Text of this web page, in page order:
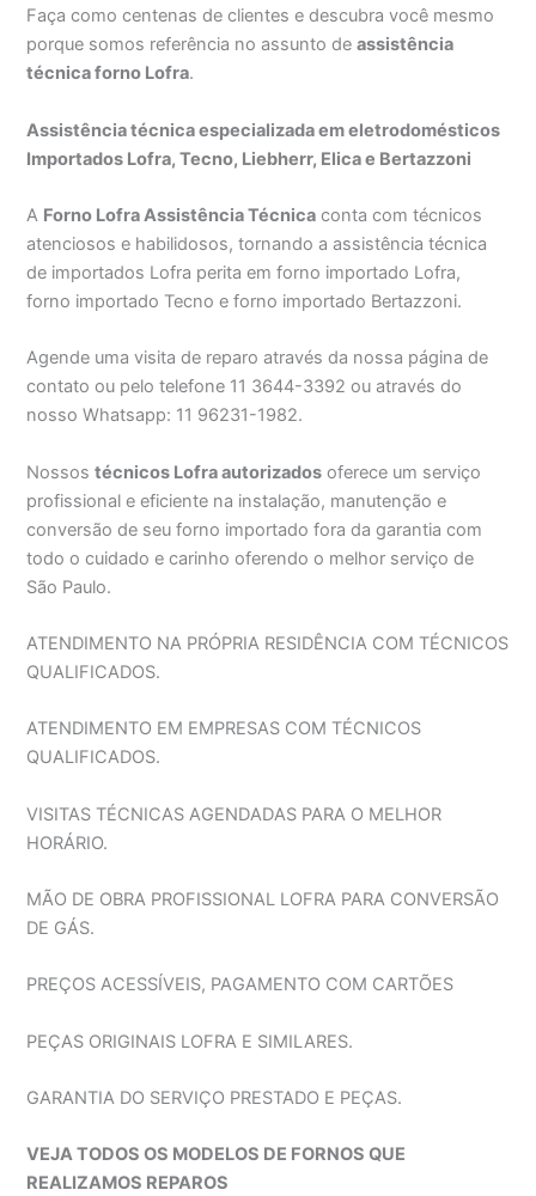
Faça como centenas de clientes e descubra você mesmo
porque somos referência no assunto deassistência
técnica forno Lofra.
Assistência técnica especializada em eletrodomésticos
Importados Lofra, Tecno, Liebherr, Elica e Bertazzoni
A Forno Lofra Assistência Técnica conta com técnicos
atenciosos e habilidosos, tornando a assistência técnica
de importados Lofra perita em forno importado Lofra,
forno importado Tecno e forno importado Bertazzoni.
Agende uma visita de reparo através da nossa página de
contato ou pelo telefone 11 3644-3392 ou através do
nosso Whatsapp: 11 96231-1982.
Nossostécnicos Lofra autorizados oferece um serviço
profissional e eficiente na instalação, manutenção e
conversão de seu forno importado fora da garantia com
todo o cuidado e carinho oferendo o melhor serviço de
São Paulo.
ATENDIMENTO NA PRÓPRIA RESIDÊNCIA COM TÉCNICOS
QUALIFICADOS.
ATENDIMENTO EM EMPRESAS COM TÉCNICOS
QUALIFICADOS.
VISITAS TÉCNICAS AGENDADAS PARA O MELHOR
HORÁRIO.
MÃO DE OBRA PROFISSIONAL LOFRA PARA CONVERSÃO
DE GÁS.
PREÇOS ACESSÍVEIS, PAGAMENTO COM CARTÕES
PEÇAS ORIGINAIS LOFRA E SIMILARES.
GARANTIA DO SERVIÇO PRESTADO E PEÇAS.
VEJA TODOS OS MODELOS DE FORNOS QUE
REALIZAMOS REPAROS